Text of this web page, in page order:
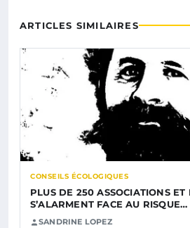
ARTICLES SIMILAIRES
CONSEILS ÉCOLOGIQUES
PLUS DE 250 ASSOCIATIONS ET
S’ALARMENT FACE AU RISQUE…
SANDRINE LOPEZ